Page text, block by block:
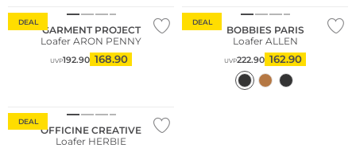
DEAL
GARMENT PROJECT
Loafer ARON PENNY
UVP192.90 168.90
DEAL
BOBBIES PARIS
Loafer ALLEN
UVP222.90 162.90
DEAL
OFFICINE CREATIVE
Loafer HERBIE